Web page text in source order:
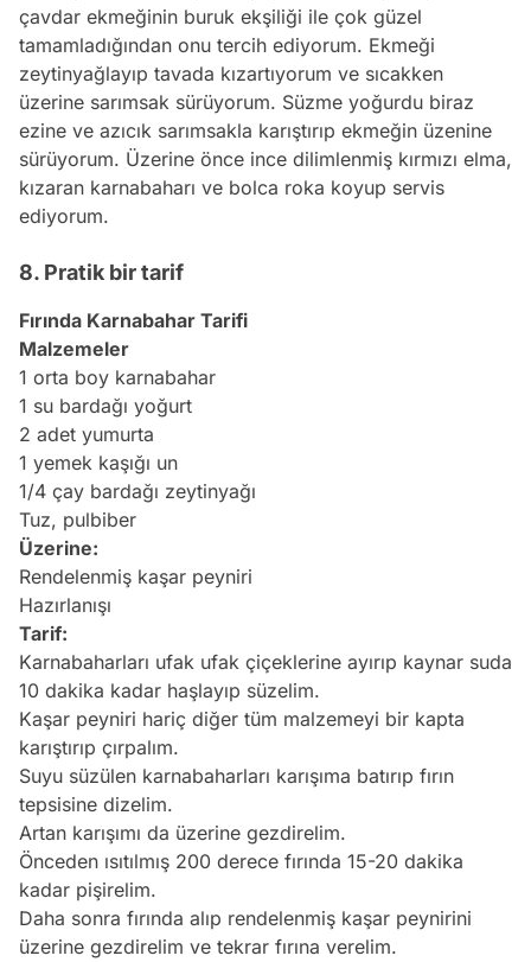
çavdar ekmeğinin buruk ekşiliği ile çok güzel
tamamladığından onu tercih ediyorum. Ekmeği
zeytinyağlayıp tavada kızartıyorum ve sıcakken
üzerine sarımsak sürüyorum. Süzme yoğurdu biraz
ezine ve azıcık sarımsakla karıştırıp ekmeğin üzenine
sürüyorum. Üzerine önce ince dilimlenmiş kırmızı elma,
kızaran karnabaharı ve bolca roka koyup servis
ediyorum.
8. Pratik bir tarif
Fırında Karnabahar Tarifi
Malzemeler
1 orta boy karnabahar
1 su bardağı yoğurt
2 adet yumurta
1 yemek kaşığı un
1/4 çay bardağı zeytinyağı
Tuz, pulbiber
Üzerine:
Rendelenmiş kaşar peyniri
Hazırlanışı
Tarif:
Karnabaharları ufak ufak çiçeklerine ayırıp kaynar suda
10 dakika kadar haşlayıp süzelim.
Kaşar peyniri hariç diğer tüm malzemeyi bir kapta
karıştırıp çırpalım.
Suyu süzülen karnabaharları karışıma batırıp fırın
tepsisine dizelim.
Artan karışımı da üzerine gezdirelim.
Önceden ısıtılmış 200 derece fırında 15-20 dakika
kadar pişirelim.
Daha sonra fırında alıp rendelenmiş kaşar peynirini
üzerine gezdirelim ve tekrar fırına verelim.